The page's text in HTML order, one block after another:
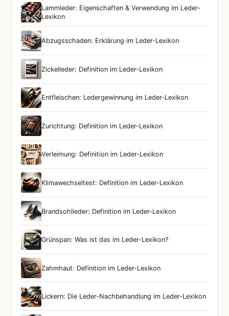
Lammleder: Eigenschaften & Verwendung im Leder-
Lexikon
Abzugsschaden: Erklärung im Leder-Lexikon
Zickelleder: Definition im Leder-Lexikon
Entfleischen: Ledergewinnung im Leder-Lexikon
Zurichtung: Definition im Leder-Lexikon
Verleimung: Definition im Leder-Lexikon
Klimawechseltest: Definition im Leder-Lexikon
Brandsohlleder: Definition im Leder-Lexikon
Grünspan: Was ist das im Leder-Lexikon?
Zahmhaut: Definition im Leder-Lexikon
Lickern: Die Leder-Nachbehandlung im Leder-Lexikon